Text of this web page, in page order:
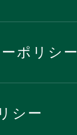
ポリシー
シー